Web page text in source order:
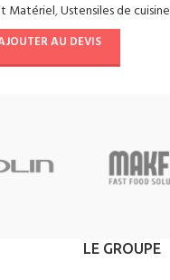
Matériel,Ustensiles de cuisine
AU DEVIS
LE GROUPE